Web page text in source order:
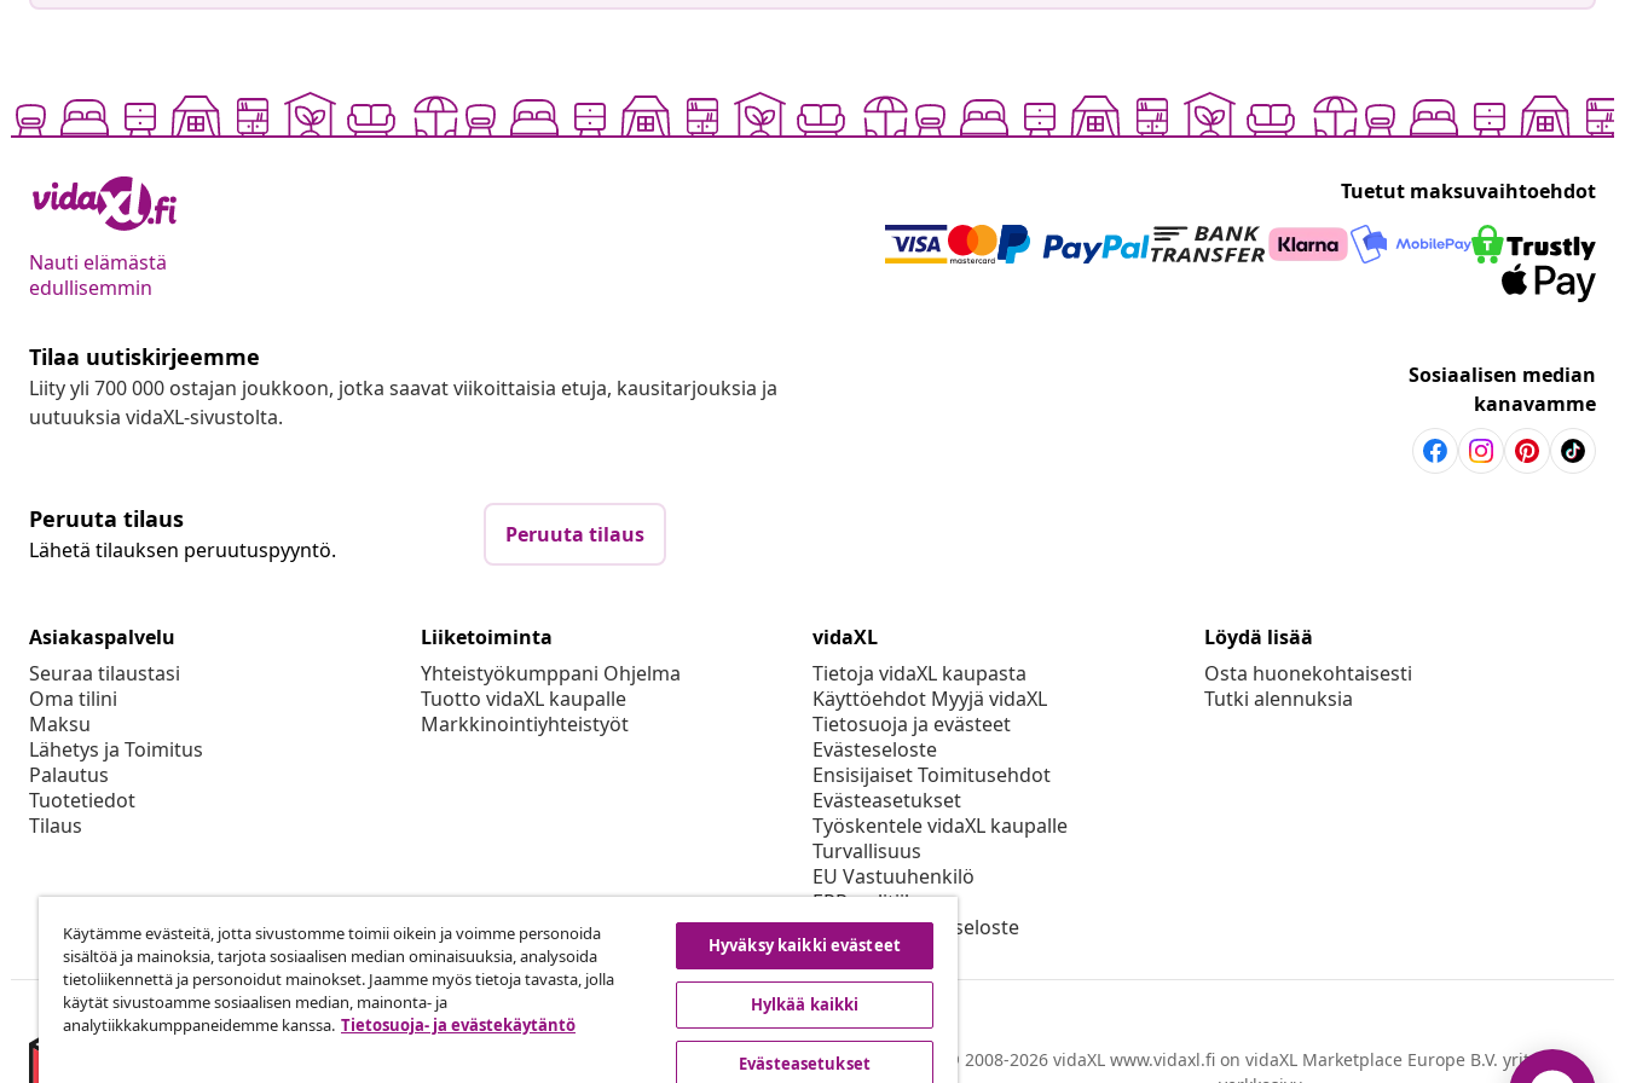
Nauti elämästä
edullisemmin
Tuetut maksuvaihtoehdot
Tilaa uutiskirjeemme
Liity yli 700 000 ostajan joukkoon, jotka saavat viikoittaisia etuja, kausitarjouksia ja
uutuuksia vidaXL-sivustolta.
Sosiaalisen median
kanavamme
Peruuta tilaus
Lähetä tilauksen peruutuspyyntö.
Peruuta tilaus
Asiakaspalvelu
Seuraa tilaustasi
Oma tilini
Maksu
Lähetys ja Toimitus
Palautus
Tuotetiedot
Tilaus
Liiketoiminta
Yhteistyökumppani Ohjelma
Tuotto vidaXL kaupalle
Markkinointiyhteistyöt
vidaXL
Tietoja vidaXL kaupasta
Käyttöehdot Myyjä vidaXL
Tietosuoja ja evästeet
Evästeseloste
Ensisijaiset Toimitusehdot
Evästeasetukset
Työskentele vidaXL kaupalle
Turvallisuus
EU Vastuuhenkilö
EPR-politiikan
Saavutettavuusseloste
Löydä lisää
Osta huonekohtaisesti
Tutki alennuksia
© 2008-2026 vidaXL www.vidaxl.fi on vidaXL Marketplace Europe B.V. yrityksen
Käytämme evästeitä, jotta sivustomme toimii oikein ja voimme personoida
sisältöä ja mainoksia, tarjota sosiaalisen median ominaisuuksia, analysoida
tietoliikennettä ja personoidut mainokset. Jaamme myös tietoja tavasta, jolla
käytät sivustoamme sosiaalisen median, mainonta- ja
analytiikkakumppaneidemme kanssa. Tietosuoja- ja evästekäytäntö
Hyväksy kaikki evästeet
Hylkää kaikki
Evästeasetukset